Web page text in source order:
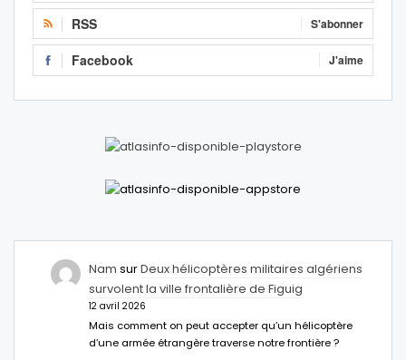
RSS S'abonner
Facebook J'aime
Nam surDeux hélicoptères militaires algériens
survolent la ville frontalière de Figuig
12 avril 2026
Mais comment on peut accepter qu’un hélicoptère
d’une armée étrangère traverse notre frontière ?